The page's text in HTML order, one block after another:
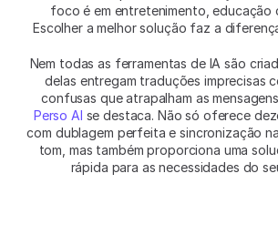
foco é em entretenimento, educação
Escolher a melhor solução faz a
Nem todas as ferramentas de IA são
delas entregam traduções imprecisas
confusas que atrapalham as
Perso AI se destaca. Não só oferece
com dublagem perfeita e sincronização
tom, mas também proporciona uma
rápida para as necessidades do